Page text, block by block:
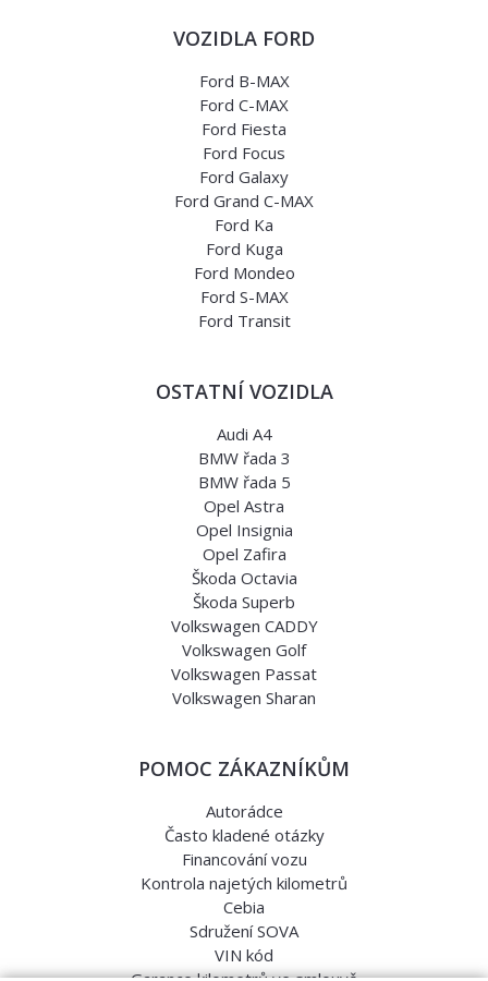
VOZIDLA FORD
Ford B-MAX
Ford C-MAX
Ford Fiesta
Ford Focus
Ford Galaxy
Ford Grand C-MAX
Ford Ka
Ford Kuga
Ford Mondeo
Ford S-MAX
Ford Transit
OSTATNÍ VOZIDLA
Audi A4
BMW řada 3
BMW řada 5
Opel Astra
Opel Insignia
Opel Zafira
Škoda Octavia
Škoda Superb
Volkswagen CADDY
Volkswagen Golf
Volkswagen Passat
Volkswagen Sharan
POMOC ZÁKAZNÍKŮM
Autorádce
Často kladené otázky
Financování vozu
Kontrola najetých kilometrů
Cebia
Sdružení SOVA
VIN kód